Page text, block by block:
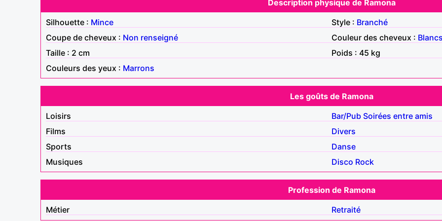
Description physique de Ramona
Silhouette : Mince Style : Branché
Coupe de cheveux : Non renseigné Couleur des cheveux :
Taille : 2 cm
Poids : 45 kg
Couleurs des yeux : Marrons
Les goûts de Ramona
Loisirs
Bar/Pub Soirées entre amis
Films
Divers
Sports
Danse
Musiques
Disco Rock
Profession de Ramona
Métier
Retraité